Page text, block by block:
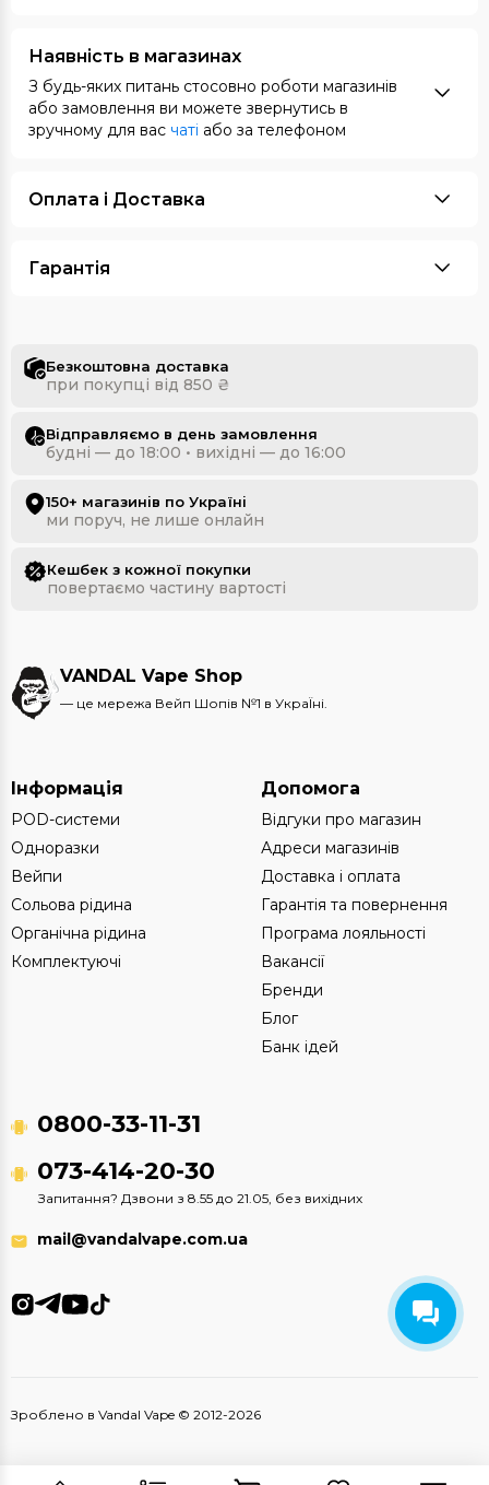
Наявність в магазинах
З будь-яких питань стосовно роботи магазинів
або замовлення ви можете звернутись в
зручному для вас чаті або за телефоном
Оплата i Доставка
Гарантія
Безкоштовна доставка
при покупці від 850 ₴
Відправляємо в день замовлення
будні — до 18:00 • вихідні — до 16:00
150+ магазинів по Україні
ми поруч, не лише онлайн
Кешбек з кожної покупки
повертаємо частину вартості
VANDAL Vape Shop
— це мережа Вейп Шопів №1 в УкраЇні.
Інформація
POD-системи
Одноразки
Вейпи
Сольова рідина
Органічна рідина
Комплектуючі
Допомога
Відгуки про магазин
Адреси магазинів
Доставка і оплата
Гарантія та повернення
Програма лояльності
Вакансії
Бренди
Блог
Банк ідей
0800-33-11-31
073-414-20-30
Запитання? Дзвони з 8.55 до 21.05, без вихідних
mail@vandalvape.com.ua
Зроблено в Vandal Vape © 2012-2026